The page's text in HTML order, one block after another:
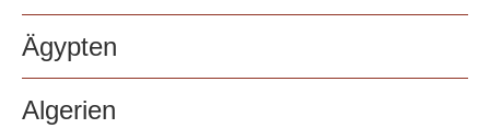
Ägypten
Algerien